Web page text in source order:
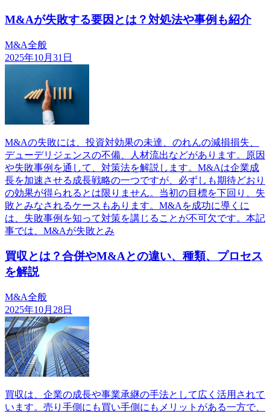
M&Aが失敗する要因とは？対処法や事例も紹介
M&A全般
2025年10月31日
M&Aの失敗には、投資対効果の未達、のれんの減損損失、
デューデリジェンスの不備、人材流出などがあります。原因
や失敗事例を通して、対策法を解説します。M&Aは企業成
長を加速させる成長戦略の一つですが、必ずしも期待どおり
の効果が得られるとは限りません。当初の目標を下回り、失
敗とみなされるケースもあります。M&Aを成功に導くに
は、失敗事例を知って対策を講じることが不可欠です。本記
事では、M&Aが失敗とみ
買収とは？合併やM&Aとの違い、種類、プロセス
を解説
M&A全般
2025年10月28日
買収は、企業の成長や事業承継の手法として広く活用されて
います。売り手側にも買い手側にもメリットがある一方で、